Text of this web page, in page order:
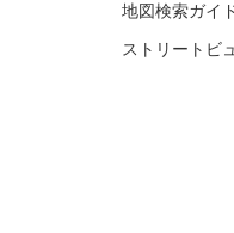
地図検索ガイ
ストリートビ